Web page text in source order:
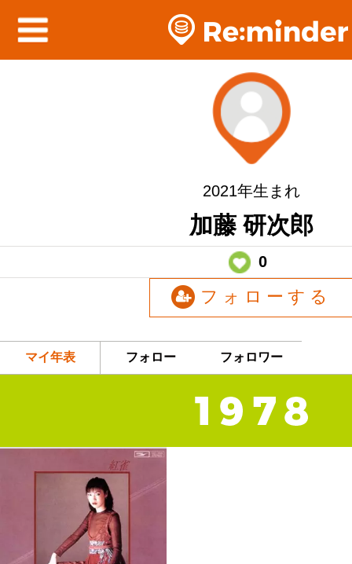
2021年生まれ
加藤 研次郎
0
フォローする
マイ年表 フォロー フォロワー